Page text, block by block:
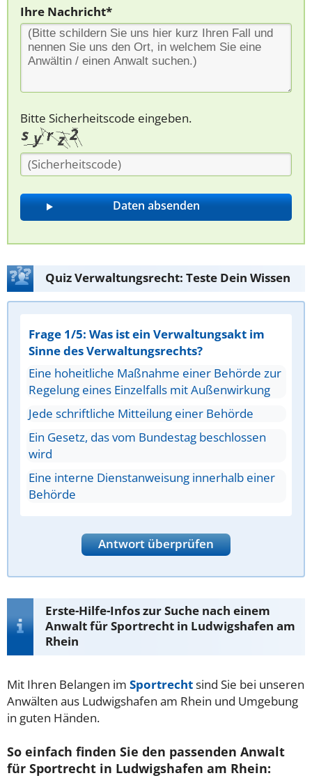
Ihre Nachricht*
Bitte Sicherheitscode eingeben.
Quiz Verwaltungsrecht: Teste Dein Wissen
Frage 1/5: Was ist ein Verwaltungsakt im
Sinne des Verwaltungsrechts?
Eine hoheitliche Maßnahme einer Behörde zur
Regelung eines Einzelfalls mit Außenwirkung
Jede schriftliche Mitteilung einer Behörde
Ein Gesetz, das vom Bundestag beschlossen
wird
Eine interne Dienstanweisung innerhalb einer
Behörde
Antwort überprüfen
Erste-Hilfe-Infos zur Suche nach einem
Anwalt für Sportrecht in Ludwigshafen am
Rhein
Mit Ihren Belangen im Sportrechtsind Sie bei unseren
Anwälten aus Ludwigshafen am Rhein und Umgebung
in guten Händen.
So einfach finden Sie den passenden Anwalt
für Sportrecht in Ludwigshafen am Rhein: